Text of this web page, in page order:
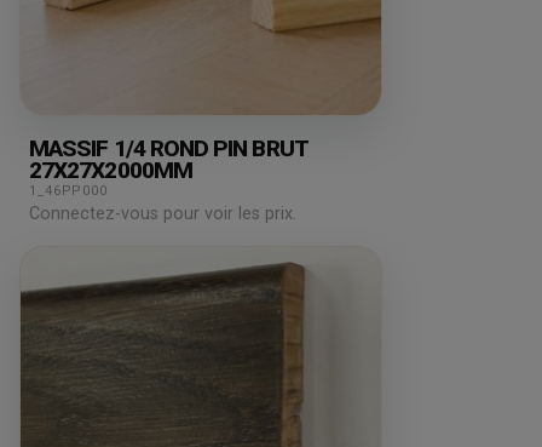
MASSIF 1/4 ROND PIN BRUT
27X27X2000MM
1_46PP000
Connectez-vous pour voir les prix.